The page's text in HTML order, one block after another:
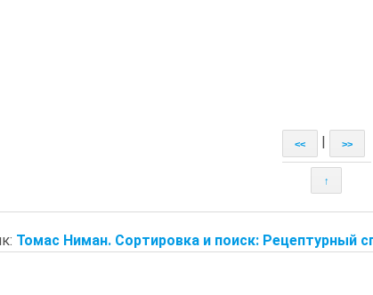
<< >>
↑
Томас Ниман. Сортировка и поиск: Рецептурный